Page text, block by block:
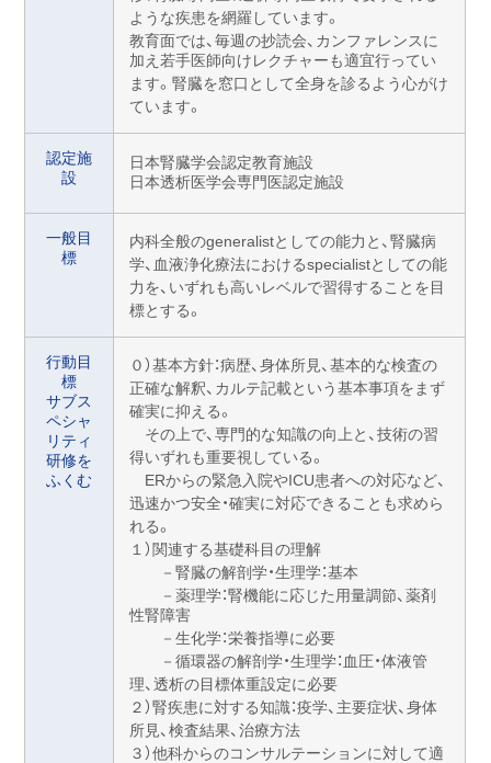
ような疾患を網羅しています。
教育面では、毎週の抄読会、カンファレンスに
加え若手医師向けレクチャーも適宜行ってい
ます。腎臓を窓口として全身を診るよう心がけ
ています。
認定施
設
日本腎臓学会認定教育施設
日本透析医学会専門医認定施設
一般目
標
内科全般のgeneralistとしての能力と、腎臓病
学、血液浄化療法におけるspecialistとしての能
力を、いずれも高いレベルで習得することを目
標とする。
行動目
標
サブス
ペシャ
リティ
研修を
ふくむ
０）基本方針：病歴、身体所見、基本的な検査の
正確な解釈、カルテ記載という基本事項をまず
確実に抑える。
その上で、専門的な知識の向上と、技術の習
得いずれも重要視している。
ERからの緊急入院やICU患者への対応など、
迅速かつ安全・確実に対応できることも求めら
れる。
１）関連する基礎科目の理解
－腎臓の解剖学・生理学：基本
－薬理学：腎機能に応じた用量調節、薬剤
性腎障害
－生化学：栄養指導に必要
－循環器の解剖学・生理学：血圧・体液管
理、透析の目標体重設定に必要
２）腎疾患に対する知識：疫学、主要症状、身体
所見、検査結果、治療方法
３）他科からのコンサルテーションに対して適